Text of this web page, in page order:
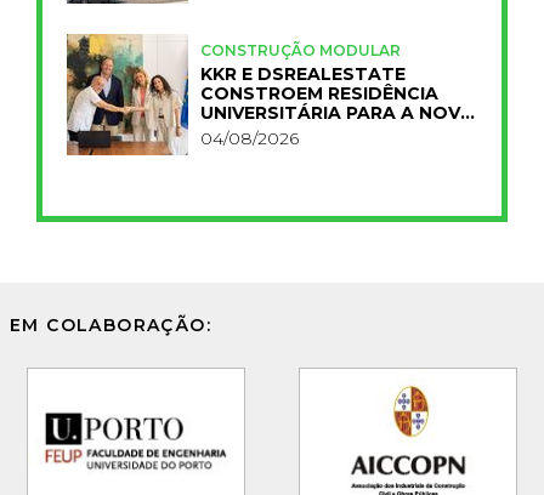
CONSTRUÇÃO MODULAR
KKR E DSREALESTATE
CONSTROEM RESIDÊNCIA
UNIVERSITÁRIA PARA A NOVA
FCT
04/08/2026
EM COLABORAÇÃO: